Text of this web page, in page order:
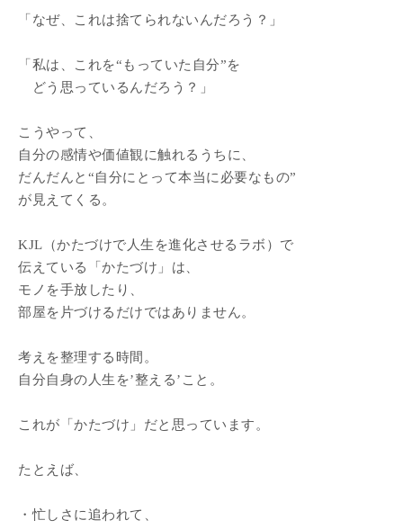
「なぜ、これは捨てられないんだろう？」
「私は、これを“もっていた自分”を
どう思っているんだろう？」
こうやって、
自分の感情や価値観に触れるうちに、
だんだんと“自分にとって本当に必要なもの”
が見えてくる。
KJL（かたづけで人生を進化させるラボ）で
伝えている「かたづけ」は、
モノを手放したり、
部屋を片づけるだけではありません。
考えを整理する時間。
自分自身の人生を’整える’こと。
これが「かたづけ」だと思っています。
たとえば、
・忙しさに追われて、